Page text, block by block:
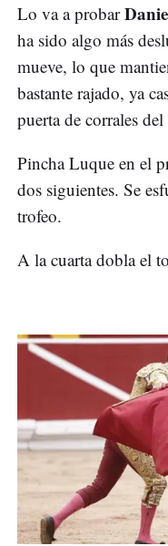
Lo va a probar
ha sido algo más
mueve, lo que
bastante rajado, ya
puerta de corrales
Pincha Luque en el
dos siguientes. Se
trofeo.
A la cuarta dobla el